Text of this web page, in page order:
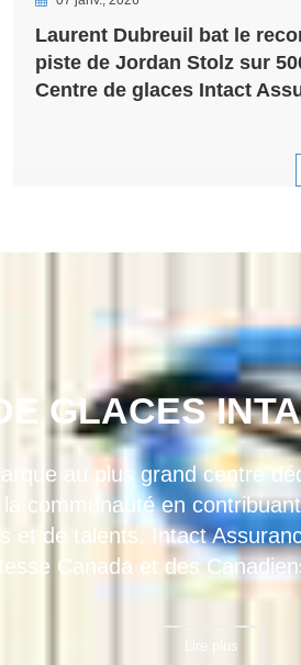
Laurent Dubreuil bat le
piste de Jordan Stolz sur
Centre de glaces Intact
GLACES
au plus grand centre
communauté en
et de talents. Intact
Canada et des
Lire plus